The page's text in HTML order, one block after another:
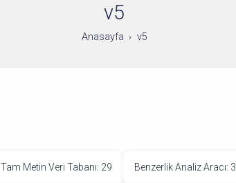
v5
Anasayfa v5
Tam Metin Veri Tabanı: 29 Benzerlik Analiz Aracı: 3